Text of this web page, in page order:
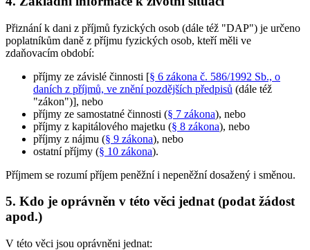
Přiznání k dani z příjmů fyzických osob (dále též "DAP") je určeno
poplatníkům daně z příjmu fyzických osob, kteří měli ve
zdaňovacím období:
příjmy ze závislé činnosti [§ 6 zákona č. 586/1992 Sb., o
daních z příjmů, ve znění pozdějších předpisů (dále též
"zákon")], nebo
příjmy ze samostatné činnosti (§ 7 zákona), nebo
příjmy z kapitálového majetku (§ 8 zákona), nebo
příjmy z nájmu (§ 9 zákona), nebo
ostatní příjmy (§ 10 zákona).
Příjmem se rozumí příjem peněžní i nepeněžní dosažený i směnou.
5. Kdo je oprávněn v této věci jednat (podat žádost
apod.)
V této věci jsou oprávněni jednat: